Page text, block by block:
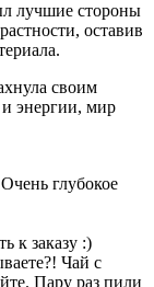
лучшие стороны
оставив
своим
энергии, мир
глубокое
к заказу :)
Чай с
Пару раз пили